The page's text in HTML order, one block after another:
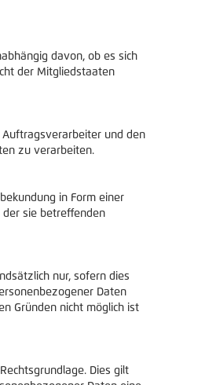
davon, ob es sich
der Mitgliedstaaten
Auftragsverarbeiter und den
zu verarbeiten.
in Form einer
der sie betreffenden
nur, sofern dies
Daten
Gründen nicht möglich ist
Dies gilt